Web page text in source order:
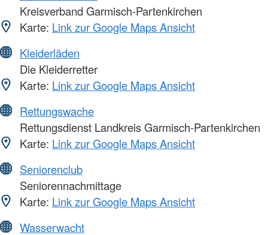
Kreisverband Garmisch-Partenkirchen
Karte: Link zur Google Maps Ansicht
Kleiderläden
Die Kleiderretter
Karte: Link zur Google Maps Ansicht
Rettungswache
Rettungsdienst Landkreis Garmisch-Partenkirchen
Karte: Link zur Google Maps Ansicht
Seniorenclub
Seniorennachmittage
Karte: Link zur Google Maps Ansicht
Wasserwacht